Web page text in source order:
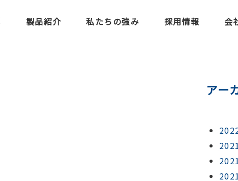
製品紹介 私たちの強み 採用情報 会
アー